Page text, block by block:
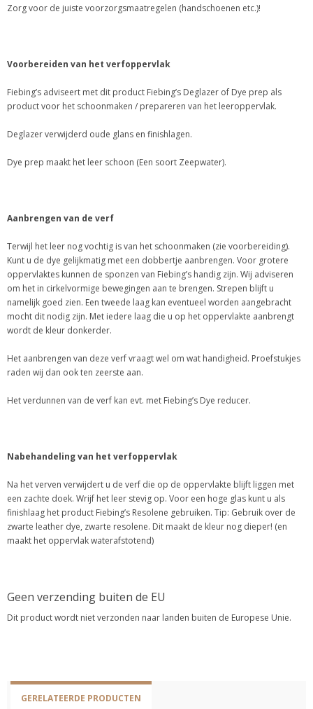
Zorg voor de juiste voorzorgsmaatregelen (handschoenen etc.)!
Voorbereiden van het verfoppervlak
Fiebing’s adviseert met dit product Fiebing’s Deglazer of Dye prep als
product voor het schoonmaken / prepareren van het leeroppervlak.
Deglazer verwijderd oude glans en finishlagen.
Dye prep maakt het leer schoon (Een soort Zeepwater).
Aanbrengen van de verf
Terwijl het leer nog vochtig is van het schoonmaken (zie voorbereiding).
Kunt u de dye gelijkmatig met een dobbertje aanbrengen. Voor grotere
oppervlaktes kunnen de sponzen van Fiebing’s handig zijn. Wij adviseren
om het in cirkelvormige bewegingen aan te brengen. Strepen blijft u
namelijk goed zien. Een tweede laag kan eventueel worden aangebracht
mocht dit nodig zijn. Met iedere laag die u op het oppervlakte aanbrengt
wordt de kleur donkerder.
Het aanbrengen van deze verf vraagt wel om wat handigheid. Proefstukjes
raden wij dan ook ten zeerste aan.
Het verdunnen van de verf kan evt. met Fiebing’s Dye reducer.
Nabehandeling van het verfoppervlak
Na het verven verwijdert u de verf die op de oppervlakte blijft liggen met
een zachte doek. Wrijf het leer stevig op. Voor een hoge glas kunt u als
finishlaag het product Fiebing’s Resolene gebruiken. Tip: Gebruik over de
zwarte leather dye, zwarte resolene. Dit maakt de kleur nog dieper! (en
maakt het oppervlak waterafstotend)
Geen verzending buiten de EU
Dit product wordt niet verzonden naar landen buiten de Europese Unie.
GERELATEERDE PRODUCTEN